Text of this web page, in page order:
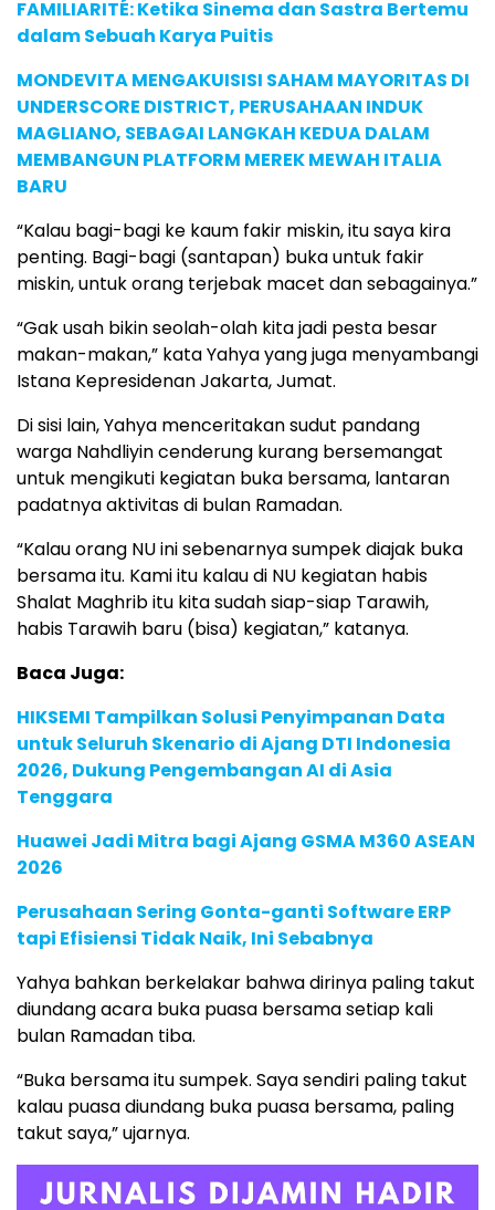
FAMILIARITÉ: Ketika Sinema dan Sastra Bertemu
dalam Sebuah Karya Puitis
MONDEVITA MENGAKUISISI SAHAM MAYORITAS DI
UNDERSCORE DISTRICT, PERUSAHAAN INDUK
MAGLIANO, SEBAGAI LANGKAH KEDUA DALAM
MEMBANGUN PLATFORM MEREK MEWAH ITALIA
BARU
“Kalau bagi-bagi ke kaum fakir miskin, itu saya kira
penting. Bagi-bagi (santapan) buka untuk fakir
miskin, untuk orang terjebak macet dan sebagainya.”
“Gak usah bikin seolah-olah kita jadi pesta besar
makan-makan,” kata Yahya yang juga menyambangi
Istana Kepresidenan Jakarta, Jumat.
Di sisi lain, Yahya menceritakan sudut pandang
warga Nahdliyin cenderung kurang bersemangat
untuk mengikuti kegiatan buka bersama, lantaran
padatnya aktivitas di bulan Ramadan.
“Kalau orang NU ini sebenarnya sumpek diajak buka
bersama itu. Kami itu kalau di NU kegiatan habis
Shalat Maghrib itu kita sudah siap-siap Tarawih,
habis Tarawih baru (bisa) kegiatan,” katanya.
Baca Juga:
HIKSEMI Tampilkan Solusi Penyimpanan Data
untuk Seluruh Skenario di Ajang DTI Indonesia
2026, Dukung Pengembangan AI di Asia
Tenggara
Huawei Jadi Mitra bagi Ajang GSMA M360 ASEAN
2026
Perusahaan Sering Gonta-ganti Software ERP
tapi Efisiensi Tidak Naik, Ini Sebabnya
Yahya bahkan berkelakar bahwa dirinya paling takut
diundang acara buka puasa bersama setiap kali
bulan Ramadan tiba.
“Buka bersama itu sumpek. Saya sendiri paling takut
kalau puasa diundang buka puasa bersama, paling
takut saya,” ujarnya.